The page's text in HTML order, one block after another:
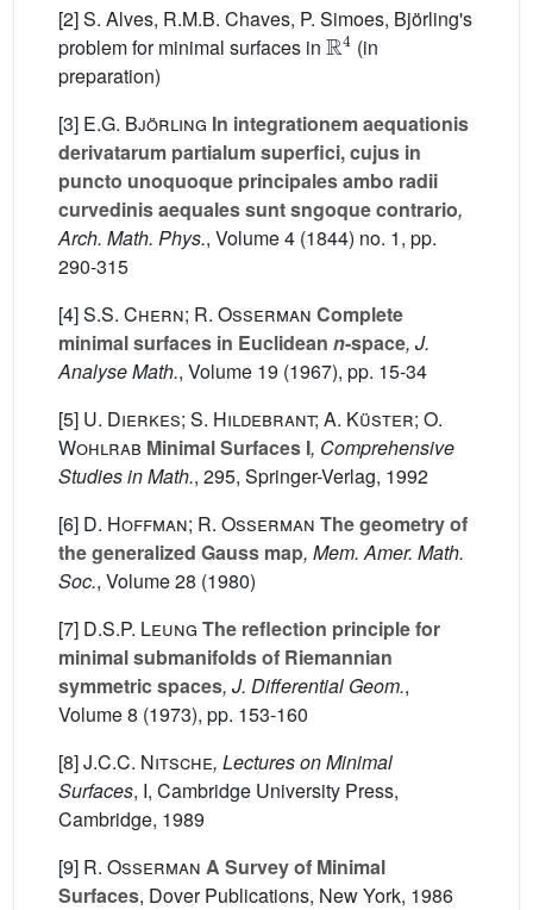
[2] S. Alves, R.M.B. Chaves, P. Simoes, Björling's
problem for minimal surfaces in
ℝ4
(in
preparation)
[3] E.G. Björling In integrationem aequationis
derivatarum partialum superfici, cujus in
puncto unoquoque principales ambo radii
curvedinis aequales sunt sngoque contrario,
Arch. Math. Phys., Volume 4 (1844) no. 1, pp.
290-315
[4]S.S. Chern; R. Osserman Complete
minimal surfaces in Euclidean n-space, J.
Analyse Math., Volume 19 (1967), pp. 15-34
[5] U. Dierkes; S. Hildebrant; A. Küster; O.
Wohlrab Minimal Surfaces I, Comprehensive
Studies in Math., 295, Springer-Verlag, 1992
[6] D. Hoffman; R. Osserman The geometry of
the generalized Gauss map, Mem. Amer. Math.
Soc., Volume 28 (1980)
[7] D.S.P. Leung The reflection principle for
minimal submanifolds of Riemannian
symmetric spaces, J. Differential Geom.,
Volume 8 (1973), pp. 153-160
[8]J.C.C. Nitsche, Lectures on Minimal
Surfaces, I, Cambridge University Press,
Cambridge, 1989
[9] R. Osserman A Survey of Minimal
Surfaces, Dover Publications, New York, 1986